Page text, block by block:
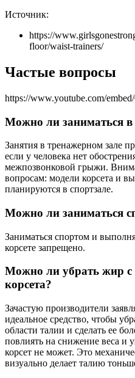
Источник:
https://
floor/waist-trainers/
Частые вопросы
https://www.youtube.com/
Можно ли заниматься в
Занятия в тренажерном зале
если у человека нет
межпозвонковой грыжи.
вопросам: модели корсета и
планируются в спортзале.
Можно ли заниматься
Заниматься спортом и
корсете запрещено.
Можно ли убрать жир
корсета?
Зачастую производители
идеальное средство, чтобы
области талии и сделать ее
повлиять на снижение веса и
корсет не может. Это
визуально делает талию